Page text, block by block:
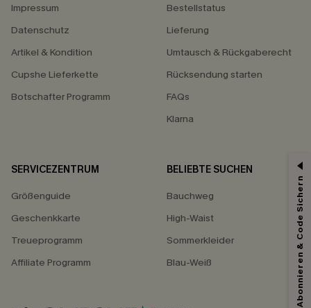
Impressum
Datenschutz
Artikel & Kondition
Cupshe Lieferkette
Botschafter Programm
Bestellstatus
Lieferung
Umtausch & Rückgaberecht
Rücksendung starten
FAQs
Klarna
SERVICEZENTRUM
Größenguide
Geschenkkarte
Treueprogramm
Affiliate Programm
BELIEBTE SUCHEN
Bauchweg
High-Waist
Sommerkleider
Blau-Weiß
Abonnieren & Code Sichern